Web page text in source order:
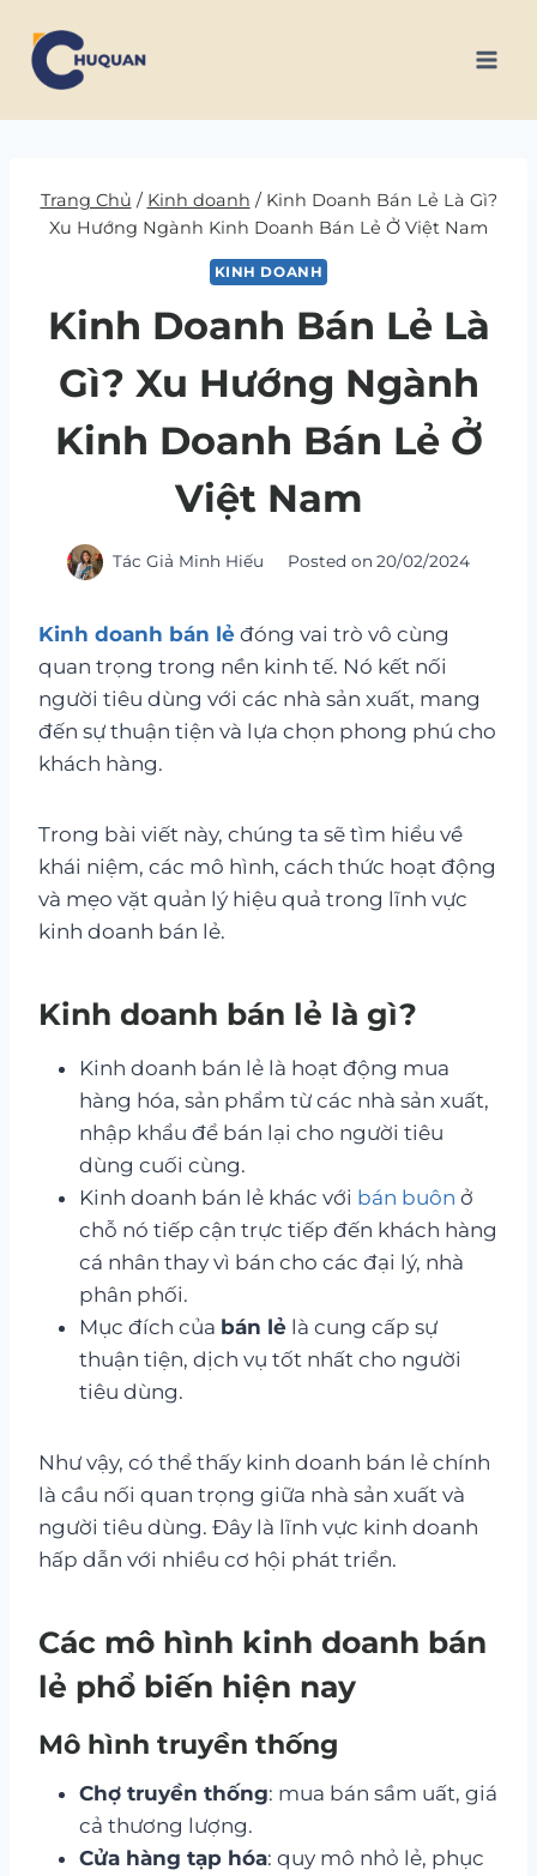
content
Trang Chủ / Kinh doanh / Kinh Doanh Bán Lẻ Là Gì?
Xu Hướng Ngành Kinh Doanh Bán Lẻ Ở Việt Nam
KINH DOANH
Kinh Doanh Bán Lẻ Là
Gì? Xu Hướng Ngành
Kinh Doanh Bán Lẻ Ở
Việt Nam
Tác Giả Minh Hiếu Posted on 20/02/2024
Kinh doanh bán lẻ đóng vai trò vô cùng
quan trọng trong nền kinh tế. Nó kết nối
người tiêu dùng với các nhà sản xuất, mang
đến sự thuận tiện và lựa chọn phong phú cho
khách hàng.
Trong bài viết này, chúng ta sẽ tìm hiểu về
khái niệm, các mô hình, cách thức hoạt động
và mẹo vặt quản lý hiệu quả trong lĩnh vực
kinh doanh bán lẻ.
Kinh doanh bán lẻ là gì?
Kinh doanh bán lẻ là hoạt động mua
hàng hóa, sản phẩm từ các nhà sản xuất,
nhập khẩu để bán lại cho người tiêu
dùng cuối cùng.
Kinh doanh bán lẻ khác với bán buôn ở
chỗ nó tiếp cận trực tiếp đến khách hàng
cá nhân thay vì bán cho các đại lý, nhà
phân phối.
Mục đích của bán lẻ là cung cấp sự
thuận tiện, dịch vụ tốt nhất cho người
tiêu dùng.
Như vậy, có thể thấy kinh doanh bán lẻ chính
là cầu nối quan trọng giữa nhà sản xuất và
người tiêu dùng. Đây là lĩnh vực kinh doanh
hấp dẫn với nhiều cơ hội phát triển.
Các mô hình kinh doanh bán
lẻ phổ biến hiện nay
Mô hình truyền thống
Chợ truyền thống: mua bán sầm uất, giá
cả thương lượng.
Cửa hàng tạp hóa: quy mô nhỏ lẻ, phục